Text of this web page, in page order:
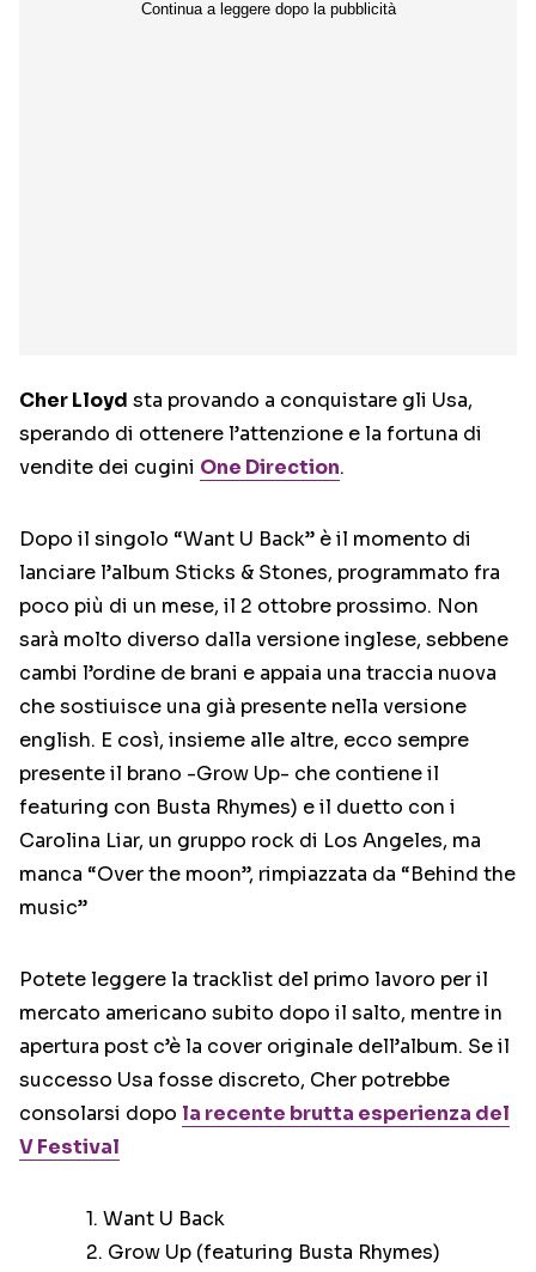
Cher Lloyd sta provando a conquistare gli Usa,
sperando di ottenere l’attenzione e la fortuna di
vendite dei cugini One Direction.
Dopo il singolo “Want U Back” è il momento di
lanciare l’album Sticks & Stones, programmato fra
poco più di un mese, il 2 ottobre prossimo. Non
sarà molto diverso dalla versione inglese, sebbene
cambi l’ordine de brani e appaia una traccia nuova
che sostiuisce una già presente nella versione
english. E così, insieme alle altre, ecco sempre
presente il brano -Grow Up- che contiene il
featuring con Busta Rhymes) e il duetto con i
Carolina Liar, un gruppo rock di Los Angeles, ma
manca “Over the moon”, rimpiazzata da “Behind the
music”
Potete leggere la tracklist del primo lavoro per il
mercato americano subito dopo il salto, mentre in
apertura post c’è la cover originale dell’album. Se il
successo Usa fosse discreto, Cher potrebbe
consolarsi dopo la recente brutta esperienza del
V Festival
1. Want U Back
2. Grow Up (featuring Busta Rhymes)